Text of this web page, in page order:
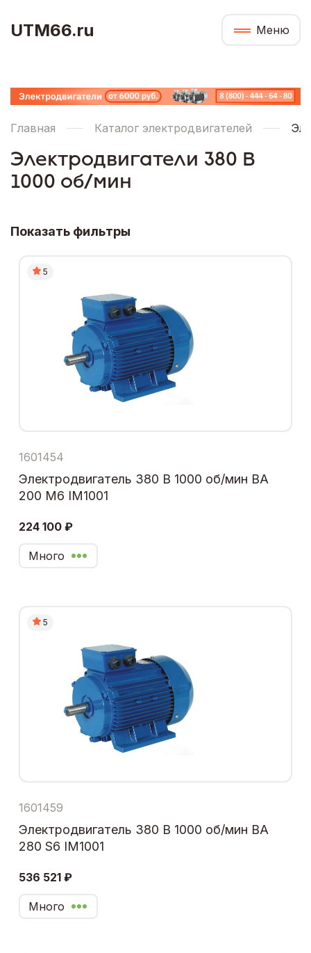
UTM66.ru Меню
Главная Каталог электродвигателей
Электродвигатели 380 В
1000 об/мин
Показать фильтры
5
1601454
Электродвигатель 380 В 1000 об/мин ВА
200 М6 IM1001
224 100 ₽
Много
5
1601459
Электродвигатель 380 В 1000 об/мин ВА
280 S6 IM1001
536 521 ₽
Много